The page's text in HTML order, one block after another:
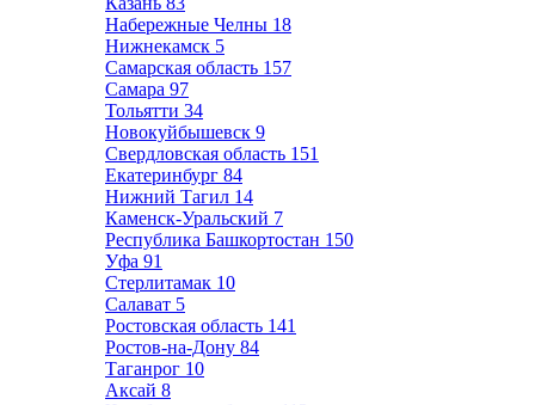
Набережные Челны 18
Нижнекамск 5
Самарская область 157
Самара 97
Тольятти 34
Новокуйбышевск 9
Свердловская область 151
Екатеринбург 84
Нижний Тагил 14
Каменск-Уральский 7
Республика Башкортостан 150
Уфа 91
Стерлитамак 10
Салават 5
Ростовская область 141
Ростов-на-Дону 84
Таганрог 10
Аксай 8